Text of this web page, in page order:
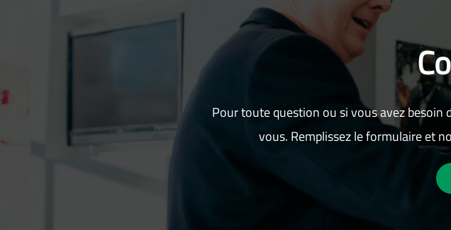
Pour toute question ou si vous avez besoin
vous. Remplissez le formulaire et